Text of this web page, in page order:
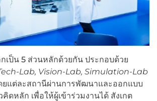
เป็น 5 ส่วนหลักด้วยกัน ประกอบด้วย
Lab, Vision-Lab, Simulation-Lab
ยแต่ละสถานีผ่านการพัฒนาและออกแบบ
ดหลัก เพื่อให้ผู้เข้าร่วมงานได้ สังเกต